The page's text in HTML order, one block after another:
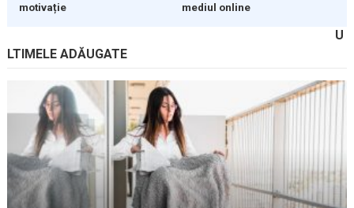
motivație
mediul online
U
LTIMELE ADĂUGATE